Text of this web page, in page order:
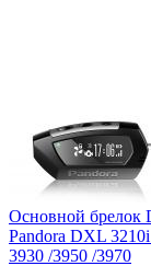
Основной брелок
Pandora DXL
3930 /3950 /3970